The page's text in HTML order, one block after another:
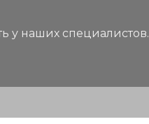
у наших специалистов.